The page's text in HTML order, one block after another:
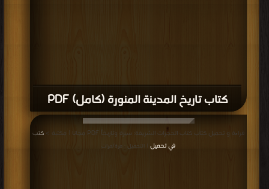
كتاب تاريخ المدينة المنورة (كامل) PDF
قراءة و تحميل كتاب كتاب الحجرات الشريفة: سيرة وتاريخاً PDF مجانا | مكتبة >
كتب
في تحميل
| التحميل : مرة/مرات